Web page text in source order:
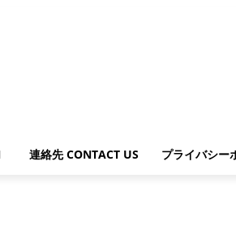
連絡先 CONTACT US プライバシー